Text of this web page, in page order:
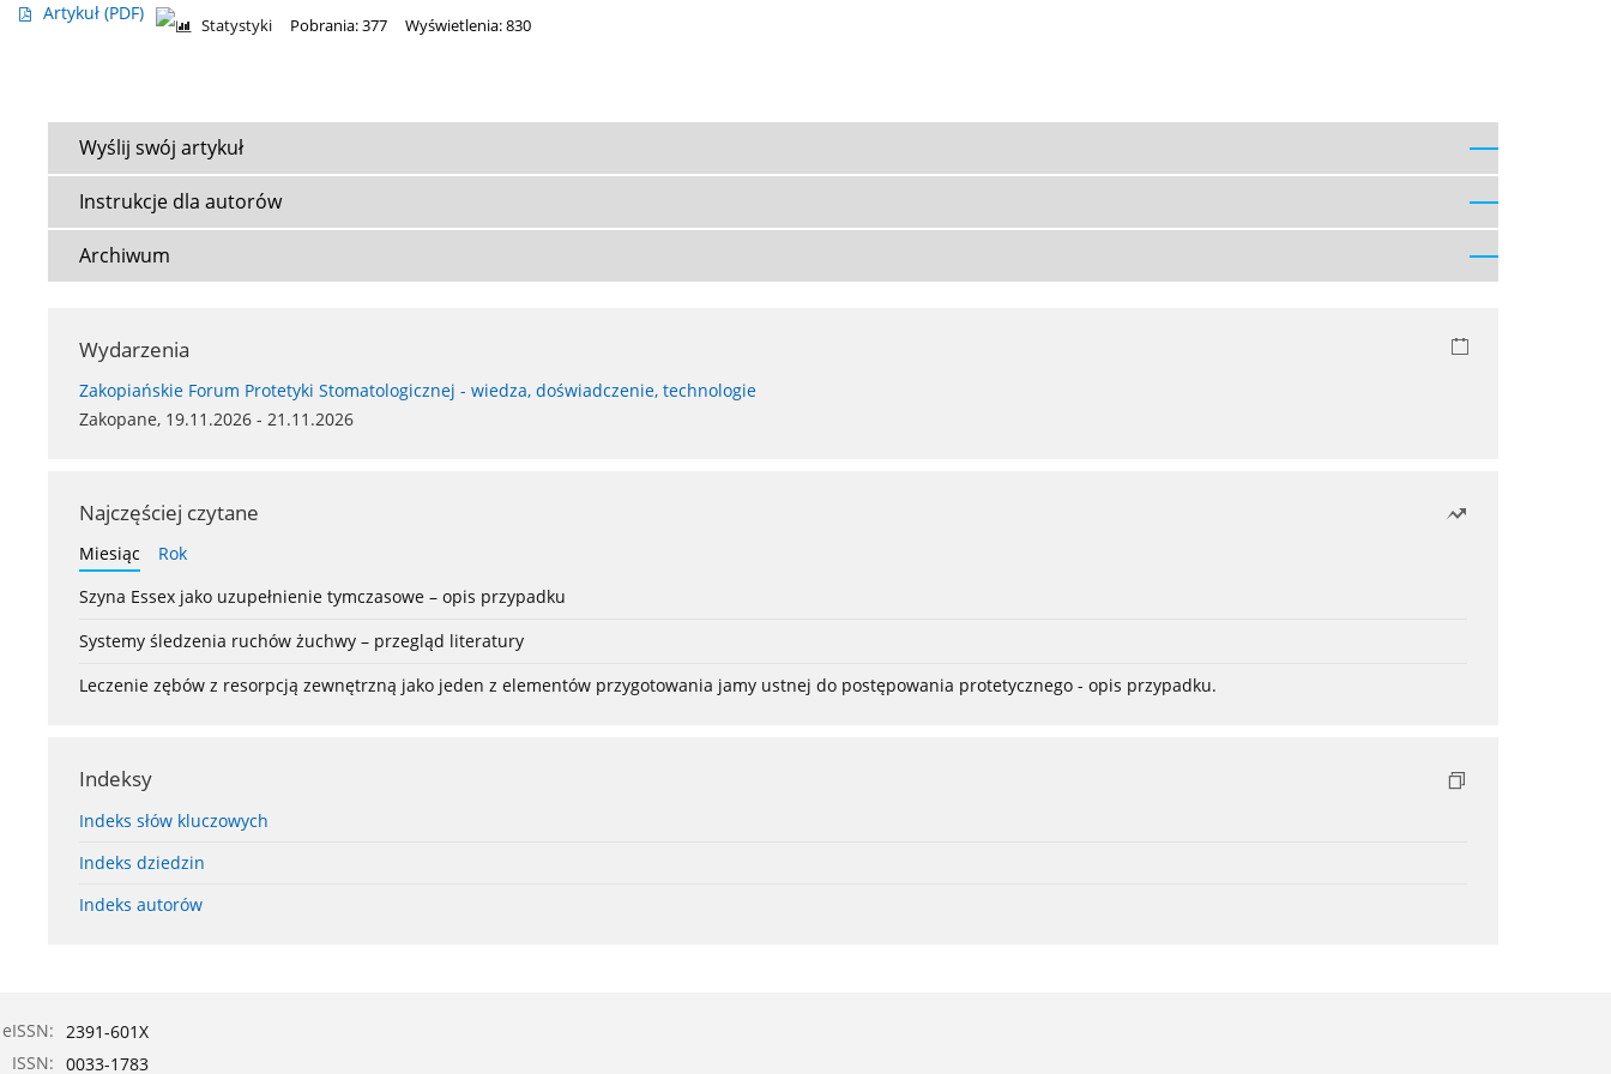
Artykuł (PDF)
Statystyki Pobrania: 377 Wyświetlenia: 830
Wyślij swój artykuł
Instrukcje dla autorów
Archiwum
Wydarzenia
Zakopiańskie Forum Protetyki Stomatologicznej - wiedza, doświadczenie, technologie
Zakopane, 19.11.2026 - 21.11.2026
Najczęściej czytane
Miesiąc
Rok
Szyna Essex jako uzupełnienie tymczasowe – opis przypadku
Systemy śledzenia ruchów żuchwy – przegląd literatury
Leczenie zębów z resorpcją zewnętrzną jako jeden z elementów przygotowania jamy ustnej do postępowania protetycznego - opis przypadku.
Indeksy
Indeks słów kluczowych
Indeks dziedzin
Indeks autorów
eISSN: 2391-601X
ISSN: 0033-1783